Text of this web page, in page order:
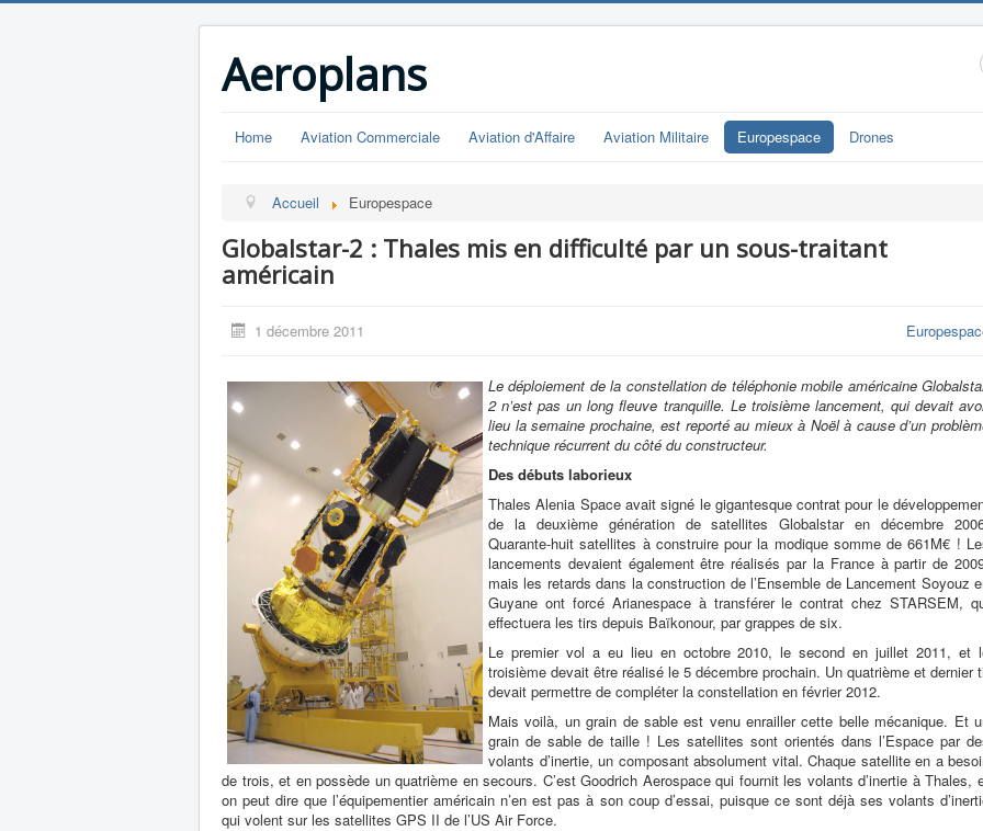
Aeroplans
Home Aviation Commerciale Aviation d'Affaire Aviation Militaire Europespace Drones
Accueil Europespace
Globalstar-2 : Thales mis en difficulté par un sous-traitant
américain
1 décembre 2011
Le déploiement de la constellation de téléphonie mobile américaine
2 n’est pas un long fleuve tranquille. Le troisième lancement, qui devait
lieu la semaine prochaine, est reporté au mieux à Noël à cause d’un
technique récurrent du côté du constructeur.
Des débuts laborieux
Thales Alenia Space avait signé le gigantesque contrat pour le
de la deuxième génération de satellites Globalstar en décembre
Quarante-huit satellites à construire pour la modique somme de 661M€ !
lancements devaient également être réalisés par la France à partir de
mais les retards dans la construction de l’Ensemble de Lancement Soyouz
Guyane ont forcé Arianespace à transférer le contrat chez STARSEM,
effectuera les tirs depuis Baïkonour, par grappes de six.
Le premier vol a eu lieu en octobre 2010, le second en juillet 2011, et
troisième devait être réalisé le 5 décembre prochain. Un quatrième et dernier
devait permettre de compléter la constellation en février 2012.
Mais voilà, un grain de sable est venu enrailler cette belle mécanique. Et
grain de sable de taille ! Les satellites sont orientés dans l’Espace par
volants d’inertie, un composant absolument vital. Chaque satellite en a
de trois, et en possède un quatrième en secours. C’est Goodrich Aerospace qui fournit les volants d’inertie à Thales,
on peut dire que l’équipementier américain n’en est pas à son coup d’essai, puisque ce sont déjà ses volants
qui volent sur les satellites GPS II de l’US Air Force.